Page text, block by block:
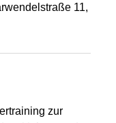
11,
zur